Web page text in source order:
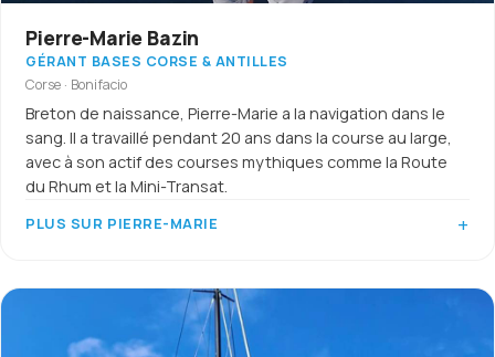
Pierre-Marie Bazin
GÉRANT BASES CORSE & ANTILLES
Corse · Bonifacio
Breton de naissance, Pierre-Marie a la navigation dans le
sang. Il a travaillé pendant 20 ans dans la course au large,
avec à son actif des courses mythiques comme la Route
du Rhum et la Mini-Transat.
PLUS SUR PIERRE-MARIE